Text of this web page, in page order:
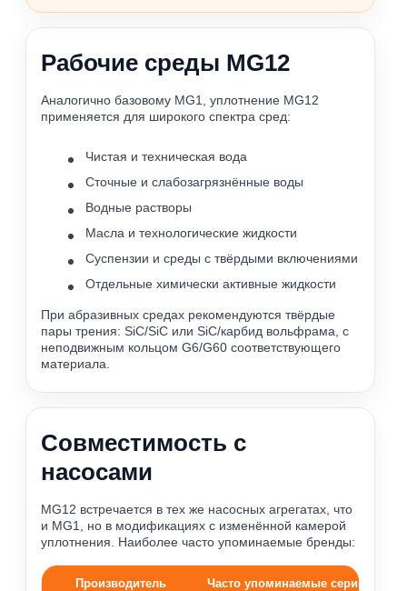
Рабочие среды MG12
Аналогично базовому MG1, уплотнение MG12
применяется для широкого спектра сред:
Чистая и техническая вода
Сточные и слабозагрязнённые воды
Водные растворы
Масла и технологические жидкости
Суспензии и среды с твёрдыми включениями
Отдельные химически активные жидкости
При абразивных средах рекомендуются твёрдые
пары трения: SiC/SiC или SiC/карбид вольфрама, с
неподвижным кольцом G6/G60 соответствующего
материала.
Совместимость с
насосами
MG12 встречается в тех же насосных агрегатах, что
и MG1, но в модификациях с изменённой камерой
уплотнения. Наиболее часто упоминаемые бренды:
Производитель Часто упоминаемые серии